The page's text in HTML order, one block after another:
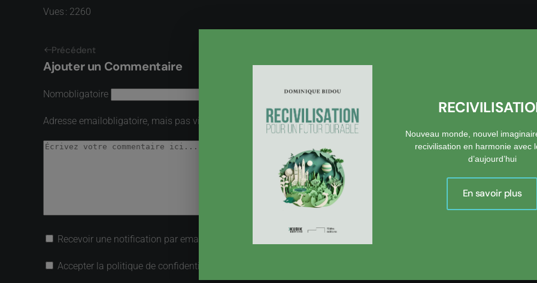
Vues : 2260
Précédent
Ajouter un Commentaire
Nomobligatoire
Adresse emailobligatoire, mais pas visible
Recevoir une notification par email lorsqu’une réponse est postée
Accepter la politique de confidentialité
Nouveau monde, nouvel
recivilisation en harmonie avec
d’aujourd’hui
En savoir plus